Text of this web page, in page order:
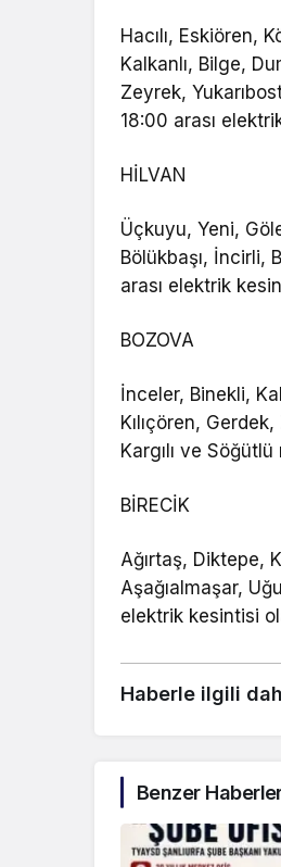
Hacılı, Eskiören,
Kalkanlı, Bilge,
Zeyrek,
18:00 arası
HİLVAN
Üçkuyu, Yeni,
Bölükbaşı, İncirli,
arası elektrik
BOZOVA
İnceler, Binekli,
Kılıçören,
Kargılı ve
BİRECİK
Ağırtaş, Diktepe,
Aşağıalmaşar,
elektrik kesintisi
Haberle ilgili
Benzer